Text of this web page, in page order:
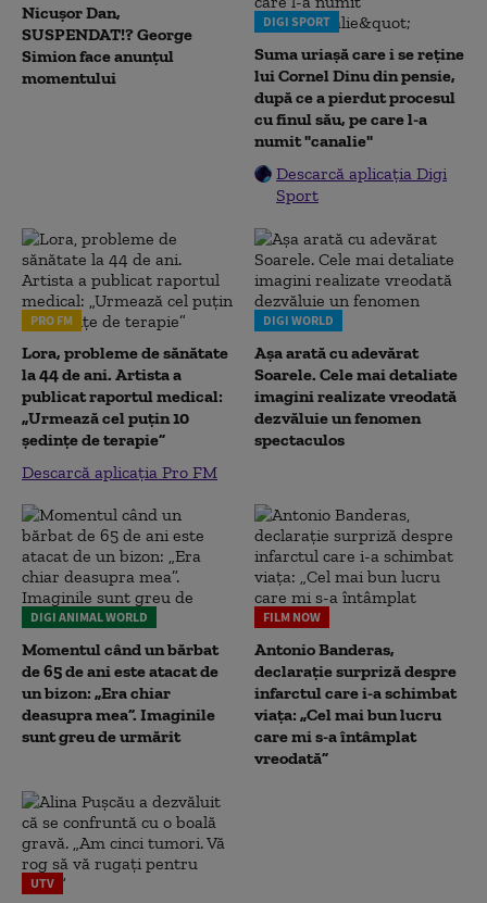
Nicușor Dan,
SUSPENDAT!? George
Simion face anunțul
momentului
DIGI SPORT
Suma uriașă care i se reține
lui Cornel Dinu din pensie,
după ce a pierdut procesul
cu finul său, pe care l-a
numit "canalie"
Descarcă aplicația Digi
Sport
PRO FM
Lora, probleme de sănătate
la 44 de ani. Artista a
publicat raportul medical:
„Urmează cel puțin 10
ședințe de terapie”
Descarcă aplicația Pro FM
DIGI WORLD
Așa arată cu adevărat
Soarele. Cele mai detaliate
imagini realizate vreodată
dezvăluie un fenomen
spectaculos
DIGI ANIMAL WORLD
Momentul când un bărbat
de 65 de ani este atacat de
un bizon: „Era chiar
deasupra mea”. Imaginile
sunt greu de urmărit
FILM NOW
Antonio Banderas,
declarație surpriză despre
infarctul care i-a schimbat
viața: „Cel mai bun lucru
care mi s-a întâmplat
vreodată”
UTV